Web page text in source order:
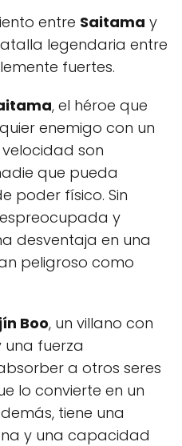
entre Saitama y
legendaria entre
fuertes.
, el héroe que
enemigo con un
son
que pueda
poder físico. Sin
y
desventaja en una
peligroso como
Boo, un villano con
fuerza
a otros seres
lo convierte en un
tiene una
y una capacidad